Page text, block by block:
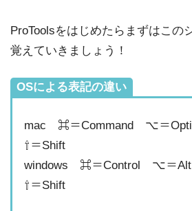
ProToolsをはじめたらまずはこの
覚えていきましょう！
OSによる表記の違い
mac ⌘＝Command ⌥＝
⇧＝Shift
windows ⌘＝Control ⌥＝
⇧＝Shift